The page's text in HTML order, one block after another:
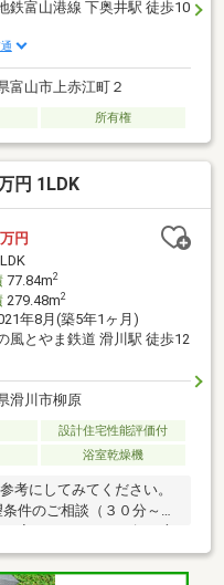
鉄富山港線 下奥井駅 徒歩10
富山市上赤江町２
所有権
円 1LDK
万円
77.84m2
279.48m2
年8月(築5年1ヶ月)
風とやま鉄道 滑川駅 徒歩12
滑川市柳原
設計住宅性能評価付
浴室乾燥機
考にしてみてください。
件のご相談（３０分～）
紹介（３０分～）■持家を
分～）マイホーム購入は